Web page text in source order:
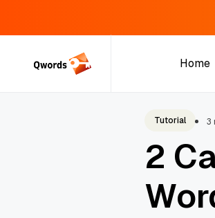
Home
Tutorial 3
2